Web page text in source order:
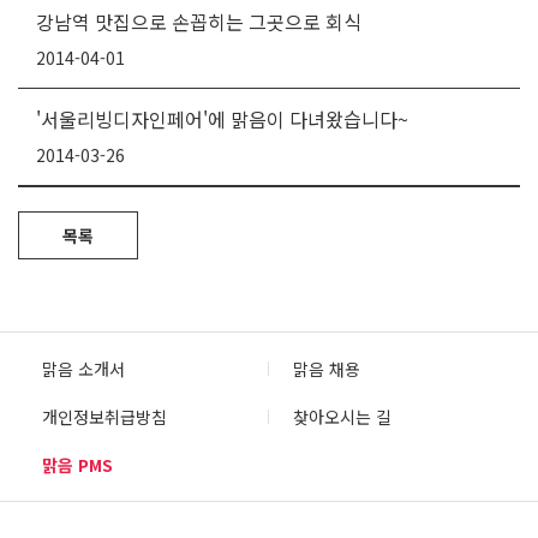
강남역 맛집으로 손꼽히는 그곳으로 회식
2014-04-01
'서울리빙디자인페어'에 맑음이 다녀왔습니다~
2014-03-26
목록
맑음 소개서
맑음 채용
개인정보취급방침
찾아오시는 길
맑음 PMS